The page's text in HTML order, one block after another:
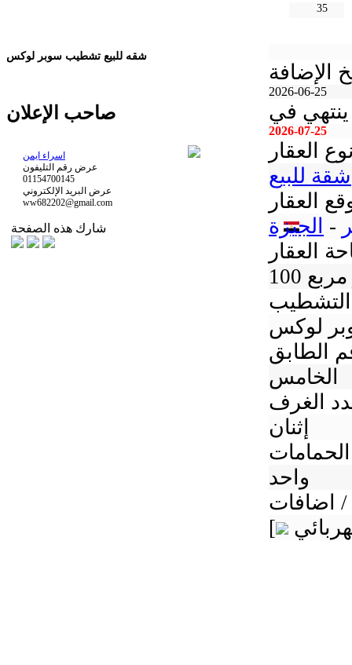
35
الإضافة
2026-06-25
ينتهي في
2026-07-25
العقار
شقة للبيع
العقار
- الجيزة
العقار
مربع
لوكس
الطابق
الخامس
الغرف
إثنان
واحد
اضافات
[
شقه للبيع تشطيب سوبر لوكس
صاحب الإعلان
اسراء ايمن
عرض رقم التليفون
01154700145
عرض البريد الإلكتروني
ww682202@gmail.com
شارك هذه الصفحة